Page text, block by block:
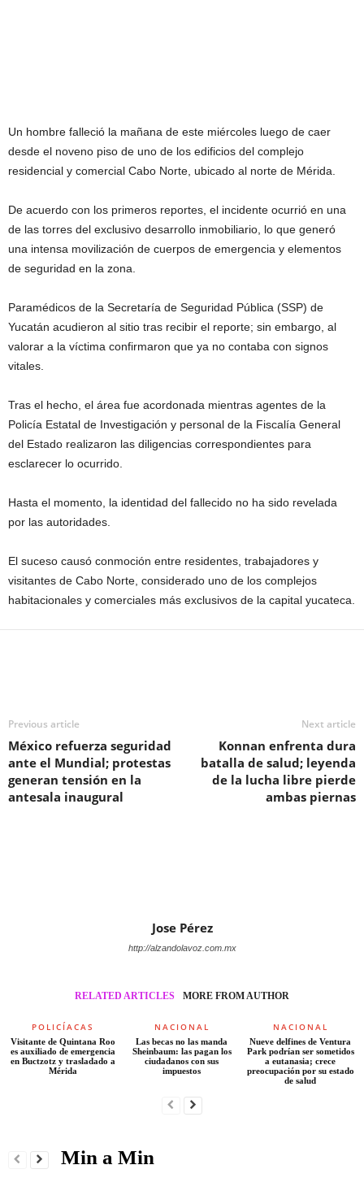
Un hombre falleció la mañana de este miércoles luego de caer
desde el noveno piso de uno de los edificios del complejo
residencial y comercial Cabo Norte, ubicado al norte de Mérida.
De acuerdo con los primeros reportes, el incidente ocurrió en una
de las torres del exclusivo desarrollo inmobiliario, lo que generó
una intensa movilización de cuerpos de emergencia y elementos
de seguridad en la zona.
Paramédicos de la Secretaría de Seguridad Pública (SSP) de
Yucatán acudieron al sitio tras recibir el reporte; sin embargo, al
valorar a la víctima confirmaron que ya no contaba con signos
vitales.
Tras el hecho, el área fue acordonada mientras agentes de la
Policía Estatal de Investigación y personal de la Fiscalía General
del Estado realizaron las diligencias correspondientes para
esclarecer lo ocurrido.
Hasta el momento, la identidad del fallecido no ha sido revelada
por las autoridades.
El suceso causó conmoción entre residentes, trabajadores y
visitantes de Cabo Norte, considerado uno de los complejos
habitacionales y comerciales más exclusivos de la capital yucateca.
Previous article
México refuerza seguridad
ante el Mundial; protestas
generan tensión en la
antesala inaugural
Next article
Konnan enfrenta dura
batalla de salud; leyenda
de la lucha libre pierde
ambas piernas
Jose Pérez
http://alzandolavoz.com.mx
RELATED ARTICLES MORE FROM AUTHOR
POLICÍACAS
Visitante de Quintana Roo
es auxiliado de emergencia
en Buctzotz y trasladado a
Mérida
NACIONAL
Las becas no las manda
Sheinbaum: las pagan los
ciudadanos con sus
impuestos
NACIONAL
Nueve delfines de Ventura
Park podrían ser sometidos
a eutanasia; crece
preocupación por su estado
de salud
Min a Min